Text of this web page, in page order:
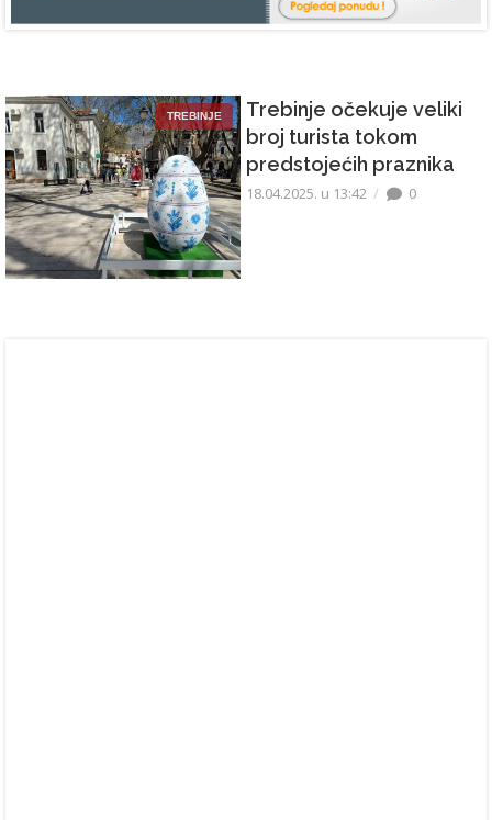
TREBINJE
Trebinje očekuje veliki
broj turista tokom
predstojećih praznika
18.04.2025. u 13:42 0